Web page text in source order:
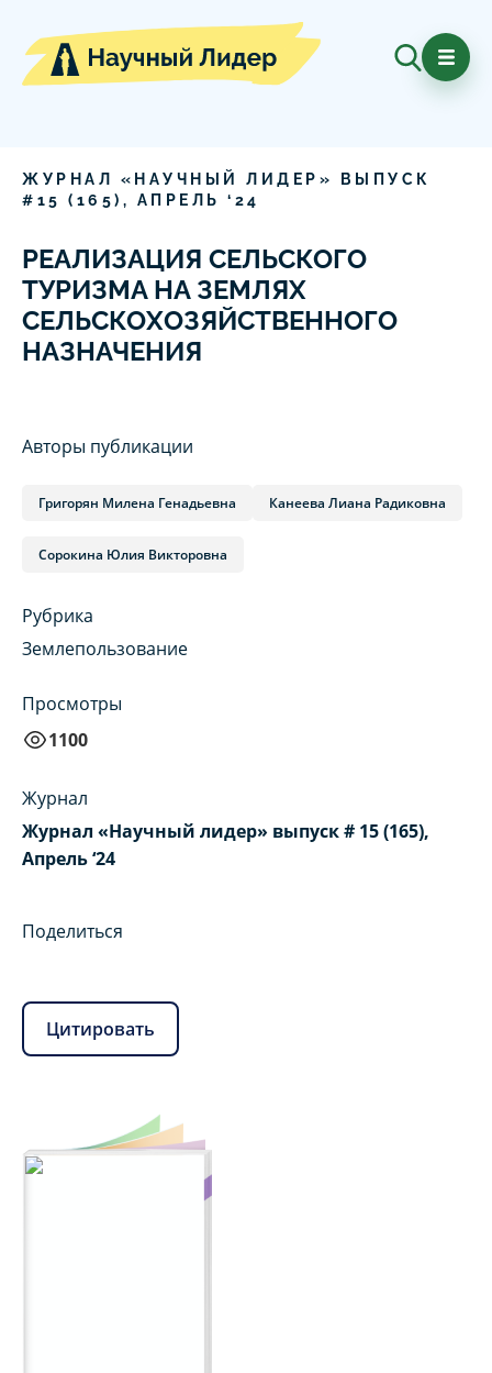
ЖУРНАЛ «НАУЧНЫЙ ЛИДЕР» ВЫПУСК
# 15 ( 165), АПРЕЛЬ ‘ 24
РЕАЛИЗАЦИЯ СЕЛЬСКОГО
ТУРИЗМА НА ЗЕМЛЯХ
СЕЛЬСКОХОЗЯЙСТВЕННОГО
НАЗНАЧЕНИЯ
Авторы публикации
Григорян Милена Генадьевна Канеева Лиана Радиковна
Сорокина Юлия Викторовна
Рубрика
Землепользование
Просмотры
1100
Журнал
Журнал «Научный лидер» выпуск # 15 (165),
Апрель ‘24
Поделиться
Цитировать